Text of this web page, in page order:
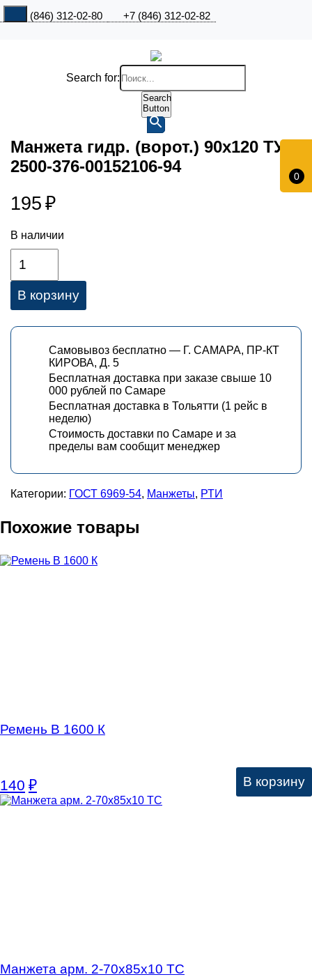
+7 (846) 312-02-80 +7 (846) 312-02-82
0
Search for:
Search
Button
Манжета гидр. (ворот.) 90х120 ТУ
2500-376-00152106-94
195 ₽
В наличии
В корзину
Самовывоз бесплатно — Г. САМАРА, ПР-КТ
КИРОВА, Д. 5
Бесплатная доставка при заказе свыше 10
000 рублей по Самаре
Бесплатная доставка в Тольятти (1 рейс в
неделю)
Стоимость доставки по Самаре и за
пределы вам сообщит менеджер
Категории: ГОСТ 6969-54, Манжеты, РТИ
Похожие товары
Ремень В 1600 К
140 ₽ В корзину
Манжета арм. 2-70х85х10 ТС